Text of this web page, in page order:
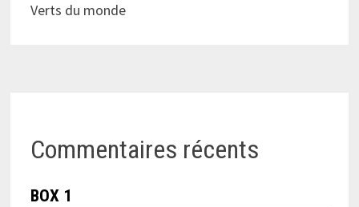
Verts du monde
Commentaires récents
BOX 1